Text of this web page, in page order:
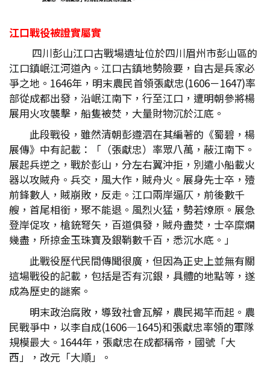
江口戰役被證實屬實
四川彭山江口古戰場遺址位於四川眉州市彭山區的
江口鎮岷江河道內。江口古鎮地勢險要，自古是兵家必
爭之地。1646年，明末農民首領張獻忠(1606－1647)率
部從成都出發，沿岷江南下，行至江口，遭明朝參將楊
展用火攻襲擊，船隻被焚，大量財物沉於江底。
此段戰役，雖然清朝彭遵泗在其編著的《蜀碧，楊
展傳》中有記載：「（張獻忠）率眾八萬，蔽江南下。
展起兵逆之，戰於彭山，分左右翼沖拒，別遣小船載火
器以攻賊舟。兵交，風大作，賊舟火。展身先士卒，殪
前鋒數人，賊崩敗，反走。江口兩岸逼仄，前後數千
艘，首尾相銜，聚不能退。風烈火猛，勢若燎原。展急
登岸促攻，槍銃弩矢，百道俱發，賊舟盡焚，士卒糜爛
幾盡，所掠金玉珠寶及銀鞘數千百，悉沉水底。」
此戰役歷代民間傳聞很廣，但因為正史上並無有關
這場戰役的記載，包括是否有沉銀，具體的地點等，遂
成為歷史的謎案。
明末政治腐敗，導致社會瓦解，農民揭竿而起。農
民戰爭中，以李自成(1606—1645)和張獻忠率領的軍隊
規模最大。1644年，張獻忠在成都稱帝，國號「大
西」，改元「大順」。